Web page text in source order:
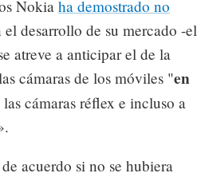
Nokia ha demostrado no
el desarrollo de su mercado -el
atreve a anticipar el de la
cámaras de los móviles "en
las cámaras réflex e incluso a
acuerdo si no se hubiera